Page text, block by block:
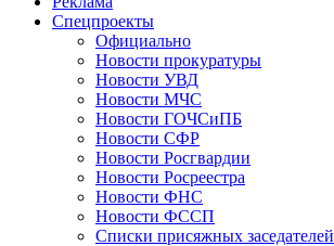
Спецпроекты
Официально
Новости прокуратуры
Новости УВД
Новости МЧС
Новости ГОЧСиПБ
Новости СФР
Новости Росгвардии
Новости Росреестра
Новости ФНС
Новости ФССП
Списки присяжных заседателей